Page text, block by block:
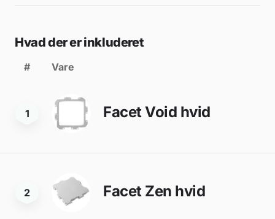
Hvad der er inkluderet
# Vare
1 Facet Void hvid
2 Facet Zen hvid